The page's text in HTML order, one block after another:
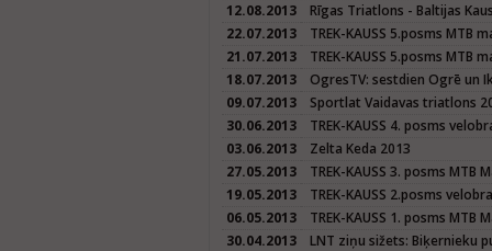
12.08.2013
Rīgas Triatlons - Baltijas
22.07.2013
TREK-KAUSS 5.posms MTB
21.07.2013
TREK-KAUSS 5.posms MTB
18.07.2013
OgresTV: sestdien Ogrē un
09.07.2013
Sportlat Vaidavas triatlons
30.06.2013
TREK-KAUSS 4. posms
03.06.2013
Zelta Keda 2013
27.05.2013
TREK-KAUSS 3. posms MTB
19.05.2013
TREK-KAUSS 2.posms
06.05.2013
TREK-KAUSS 1. posms MTB
30.04.2013
LNT ziņu sižets: Biķernieku